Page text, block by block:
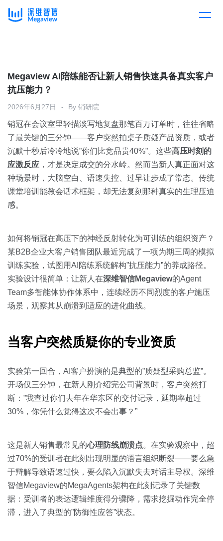
产品总览
产品集成
下载客户端
解决方案
按行业
消费医疗
教育
金融
按角色
销售人员
销售管理
交易跟进
培训辅导
客户案例
开放平台
定价
资源中心
全部
白皮书
销售会话智能
预约演示
Megaview AI陪练能否让新人销售快速具备真实客户
抗压能力？
2026年6月27日 By 销研院
销冠在会议室里轻描淡写地复盘那笔百万订单时，往往省略
了最关键的三分钟——客户突然拍桌子质疑产品资质，或者
沉默十秒后冷冷地说”你们比竞品贵40%”。这些高压时刻的
应激反应 ，才是决定成交的分水岭。然而当新人真正面对这
种场景时，大脑空白、语速失控、过早让步成了常态。传统
课堂培训能教会话术框架，却无法复刻那种真实的生理压迫
感。
如何将销冠在高压下的神经反射转化为可训练的组织资产？
某B2B企业大客户销售团队最近完成了一项为期三周的模拟
训练实验，试图用AI陪练系统解构”抗压能力”的养成路径。
实验设计很简单：让新人在深维智信Megaview的Agent
Team多智能体协作体系中，连续经历不同烈度的客户施压
场景，观察其从崩溃到适应的进化曲线。
当客户突然质疑你的专业资质
实验第一回合，AI客户扮演的是典型的”质疑型采购总监”。
开场仅三分钟，在新人刚介绍完公司背景时，客户突然打
断：”我查过你们去年在华东区的交付记录，延期率超过
30%，你凭什么觉得这次不会出事？”
这是新人销售最常见的心理防线崩溃点。在实验观察中，超
过70%的受训者在此刻出现明显的语言组织断裂——要么急
于辩解导致语速过快，要么陷入沉默失去对话主导权。深维
智信Megaview的MegaAgents架构在此刻记录了关键数
据：受训者的表达逻辑维度得分骤降，需求挖掘动作完全停
滞，进入了典型的”防御性应答”状态。